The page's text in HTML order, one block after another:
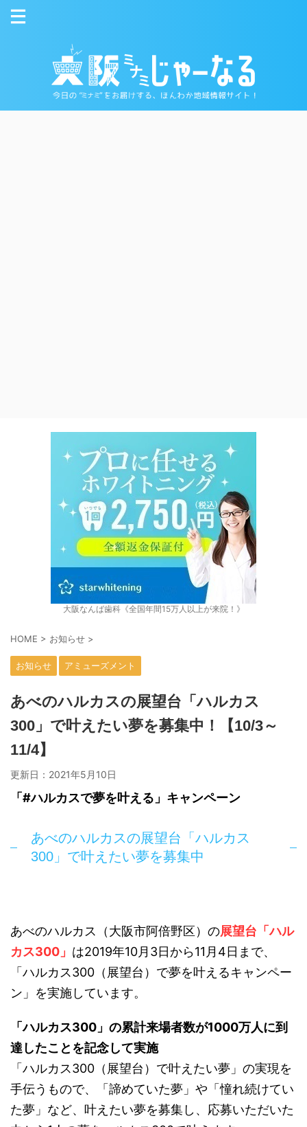
大阪なんば歯科《全国年間15万人以上が来院！》
HOME > お知らせ >
お知らせ アミューズメント
あべのハルカスの展望台「ハルカス
300」で叶えたい夢を募集中！【10/3～
11/4】
更新日： 2021年5月10日
「#ハルカスで夢を叶える」キャンペーン
あべのハルカスの展望台「ハルカス
300」で叶えたい夢を募集中
あべのハルカス（大阪市阿倍野区）の展望台「ハル
カス300」 は2019年10月3日から11月4日まで、
「ハルカス300（展望台）で夢を叶えるキャンペー
ン」を実施しています。
「ハルカス300」の累計来場者数が1000万人に到
達したことを記念して実施
「ハルカス300（展望台）で叶えたい夢」の実現を
手伝うもので、「諦めていた夢」や「憧れ続けてい
た夢」など、叶えたい夢を募集し、応募いただいた